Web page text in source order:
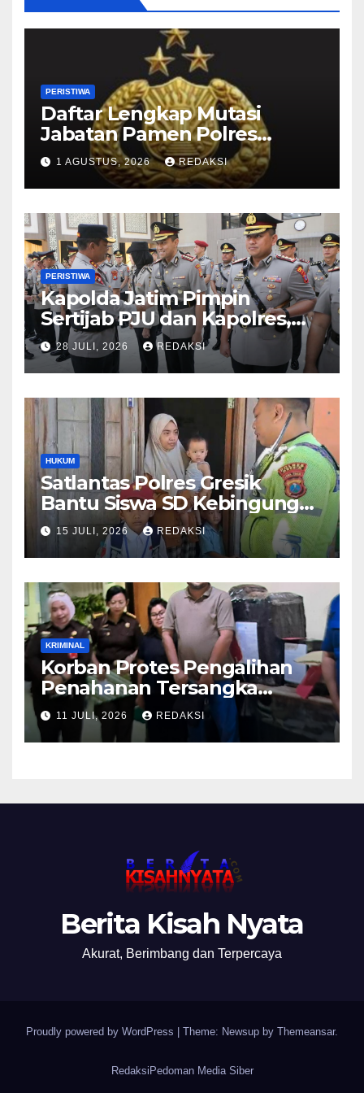
PERISTIWA
Daftar Lengkap Mutasi
Jabatan Pamen Polres
Jajaran Polda Jatim 2026
1 AGUSTUS, 2026 REDAKSI
PERISTIWA
Kapolda Jatim Pimpin
Sertijab PJU dan Kapolres,
Perkuat Regenerasi
Kepemimpinan dan
Pelayanan Presisi
28 JULI, 2026 REDAKSI
HUKUM
Satlantas Polres Gresik
Bantu Siswa SD Kebingungan
Saat Pulang Sekolah,
Langsung Diantar ke Rumah
Orang Tua Lega
15 JULI, 2026 REDAKSI
KRIMINAL
Korban Protes Pengalihan
Penahanan Tersangka
Pemalsuan Merek Skincare,
Kasi Penkum Kejati Jatim:
Nanti Saya Tegur Jaksanya
11 JULI, 2026 REDAKSI
Berita Kisah Nyata
Akurat, Berimbang dan Terpercaya
Proudly powered by WordPress | Theme: Newsup by Themeansar.
Redaksi Pedoman Media Siber